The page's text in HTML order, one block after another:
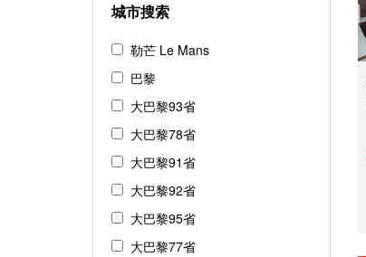
城市搜索
勒芒 Le Mans
巴黎
大巴黎93省
大巴黎78省
大巴黎91省
大巴黎92省
大巴黎95省
大巴黎77省